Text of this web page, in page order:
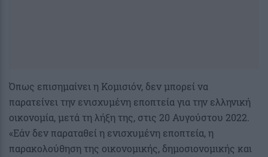
Όπως επισημαίνει η Κομισιόν, δεν μπορεί να
παρατείνει την ενισχυμένη εποπτεία για την ελληνική
οικονομία, μετά τη λήξη της, στις 20 Αυγούστου 2022.
«Εάν δεν παραταθεί η ενισχυμένη εποπτεία, η
παρακολούθηση της οικονομικής, δημοσιονομικής και